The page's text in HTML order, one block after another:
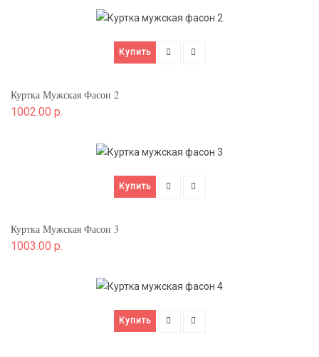
Купить
Куртка Мужская Фасон 2
1002.00 р.
Купить
Куртка Мужская Фасон 3
1003.00 р.
Купить